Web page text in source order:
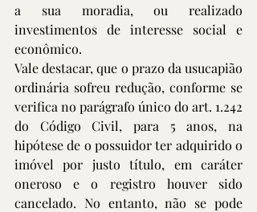
a sua moradia, ou realizado
investimentos de interesse social e
econômico.
Vale destacar, que o prazo da usucapião
ordinária sofreu redução, conforme se
verifica no parágrafo único do art. 1.242
do Código Civil, para 5 anos, na
hipótese de o possuidor ter adquirido o
imóvel por justo título, em caráter
oneroso e o registro houver sido
cancelado. No entanto, não se pode